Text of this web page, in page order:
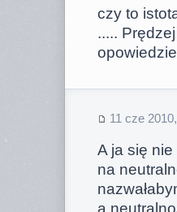
czy to
.....
11 cze
A ja się
na
a